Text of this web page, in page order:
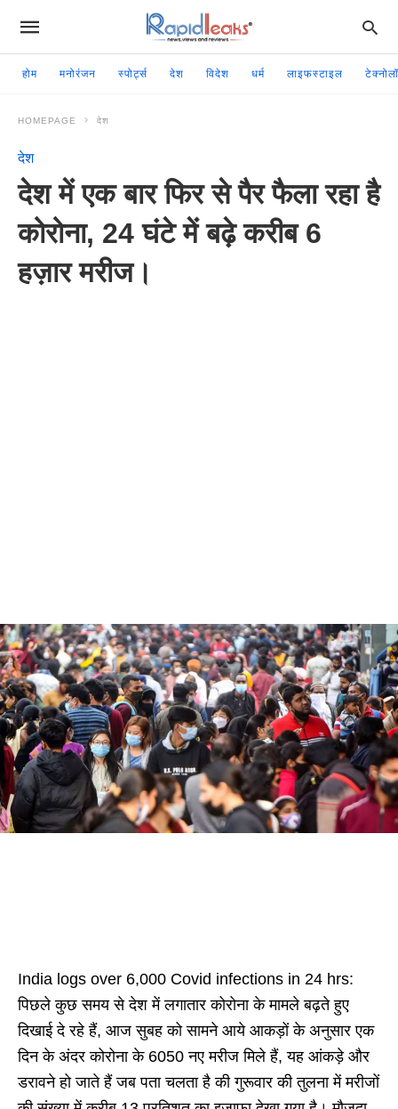
होम मनोरंजन स्पोर्ट्स देश विदेश धर्म लाइफस्टाइल
HOMEPAGE देश
देश
देश में एक बार फिर से पैर फैला रहा है
कोरोना, 24 घंटे में बढ़े करीब 6
हज़ार मरीज।
India logs over 6,000 Covid infections in 24 hrs:
पिछले कुछ समय से देश में लगातार कोरोना के मामले बढ़ते हुए
दिखाई दे रहे हैं, आज सुबह को सामने आये आकड़ों के अनुसार एक
दिन के अंदर कोरोना के 6050 नए मरीज मिले हैं, यह आंकड़े और
डरावने हो जाते हैं जब पता चलता है की गुरूवार की तुलना में मरीजों